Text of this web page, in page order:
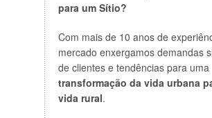
para um Sítio?
Com mais de 10 anos de
mercado enxergamos demandas
de clientes e tendências para uma
transformação da vida urbana
vida rural.